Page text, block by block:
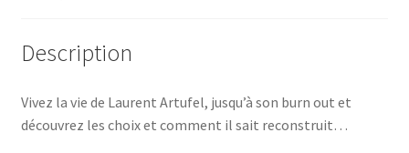
Description
Vivez la vie de Laurent Artufel, jusqu’à son burn out et
découvrez les choix et comment il sait reconstruit…